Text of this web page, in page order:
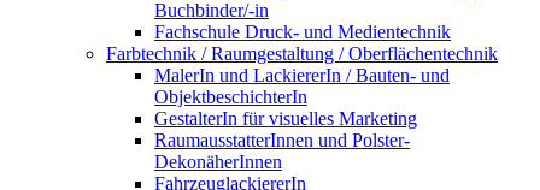
Buchbinder/-in
Fachschule Druck- und Medientechnik
Farbtechnik / Raumgestaltung / Oberflächentechnik
MalerIn und LackiererIn / Bauten- und
ObjektbeschichterIn
GestalterIn für visuelles Marketing
RaumausstatterInnen und Polster-
DekonäherInnen
FahrzeuglackiererIn